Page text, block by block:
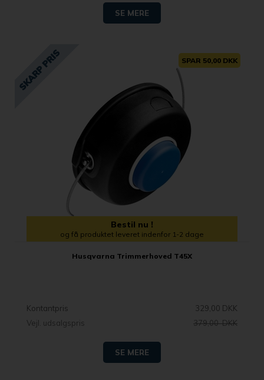
SE MERE
SPAR 50,00 DKK
Bestil nu !
og få produktet leveret indenfor 1-2 dage
Husqvarna Trimmerhoved T45X
Kontantpris
329,00 DKK
Vejl. udsalgspris
379,00 DKK
SE MERE